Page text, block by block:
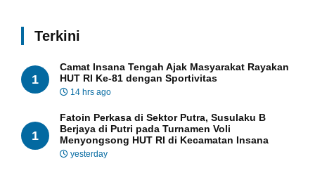
Terkini
1
Camat Insana Tengah Ajak Masyarakat Rayakan
HUT RI Ke-81 dengan Sportivitas
14 hrs ago
1
Fatoin Perkasa di Sektor Putra, Susulaku B
Berjaya di Putri pada Turnamen Voli
Menyongsong HUT RI di Kecamatan Insana
yesterday